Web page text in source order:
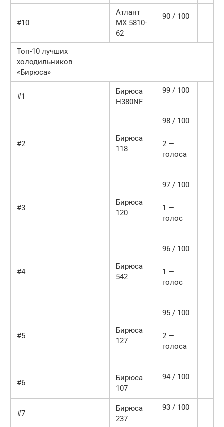
#10
Атлант
МХ 5810-
62
90 / 100
Топ-10 лучших
холодильников
«Бирюса»
#1
Бирюса
H380NF
99 / 100
#2
Бирюса
118
98 / 100
2 —
голоса
#3
Бирюса
120
97 / 100
1 —
голос
#4
Бирюса
542
96 / 100
1 —
голос
#5
Бирюса
127
95 / 100
2 —
голоса
#6
Бирюса
107
94 / 100
#7
Бирюса
237
93 / 100